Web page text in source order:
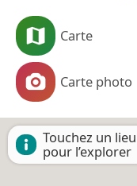
Carte
Carte photo
Touchez un lieu
pour l’explorer